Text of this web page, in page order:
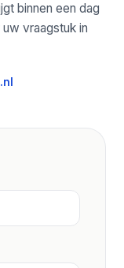
binnen een dag
vraagstuk in